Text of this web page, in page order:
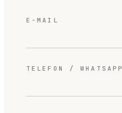
E-MAIL
TELEFON / WHATSAPP